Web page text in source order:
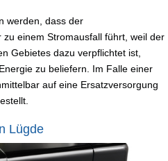
werden, dass der
einem Stromausfall führt, weil der
Gebietes dazu verpflichtet ist,
zu beliefern. Im Falle einer
auf eine Ersatzversorgung
Lügde